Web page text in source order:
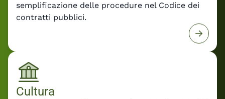
semplificazione delle procedure nel Codice dei
contratti pubblici.
Cultura